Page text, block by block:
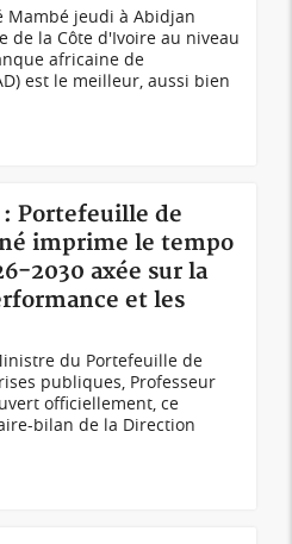
Mambé jeudi à Abidjan
de la Côte d'Ivoire au niveau
africaine de
est le meilleur, aussi bien
Portefeuille de
imprime le tempo
2030 axée sur la
et les
du Portefeuille de
publiques, Professeur
officiellement, ce
bilan de la Direction